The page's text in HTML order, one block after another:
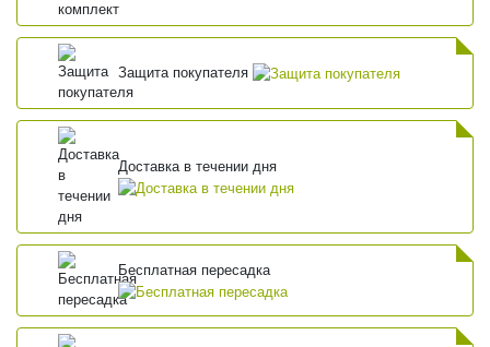
Защита покупателя
Доставка в течении дня
Бесплатная пересадка